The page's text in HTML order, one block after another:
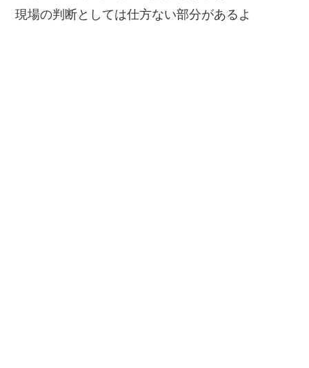
現場の判断としては仕方ない部分があるよ